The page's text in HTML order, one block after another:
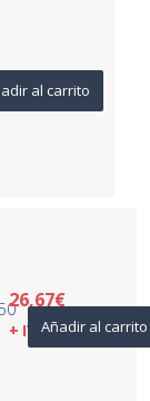
al carrito
26,67€
+ IVAAñadir al carrito